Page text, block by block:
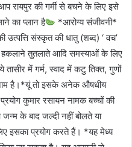
रायपुर की गर्मी से बचने के लिए इसे
का प्लान है
*आरोग्य संजीवनी*
उत्पत्ति संस्कृत की धातु (शब्द) ‘ वच’
तुतलाते आदि समस्याओं के लिए
तासीर में गर्म, स्वाद में कटु तिक्त, गुणों
नाम है।*यूं तो इसके अनेक औषधीय
कुमार रसायन नामक बच्चों की
के बाद जल्दी नहीं बोलते या
इसका प्रयोग करते हैं। *यह मेध्य